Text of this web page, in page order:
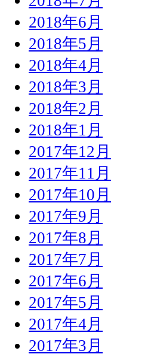
2018年6月
2018年5月
2018年4月
2018年3月
2018年2月
2018年1月
2017年12月
2017年11月
2017年10月
2017年9月
2017年8月
2017年7月
2017年6月
2017年5月
2017年4月
2017年3月